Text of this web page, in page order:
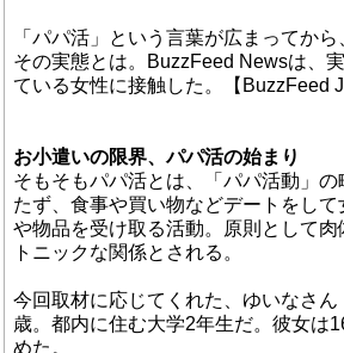
「パパ活」という言葉が広まってから
その実態とは。BuzzFeed Newsは、
ている女性に接触した。【BuzzFeed
お小遣いの限界、パパ活の始まり
そもそもパパ活とは、「パパ活動」
たず、食事や買い物などデートをし
や物品を受け取る活動。原則として肉
トニックな関係とされる。
今回取材に応じてくれた、ゆいなさ
歳。都内に住む大学2年生だ。彼女は
めた。